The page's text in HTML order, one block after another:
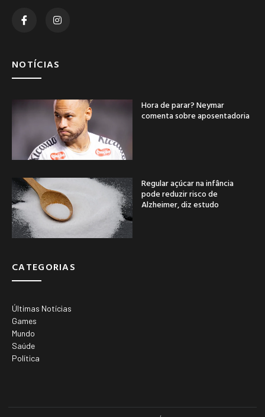
NOTÍCIAS
Hora de parar? Neymar
comenta sobre aposentadoria
Regular açúcar na infância
pode reduzir risco de
Alzheimer, diz estudo
CATEGORIAS
Últimas Notícias
Games
Mundo
Saúde
Política